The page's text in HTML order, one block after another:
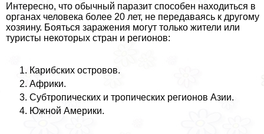
Интересно, что обычный паразит способен находиться в
органах человека более 20 лет, не передаваясь к другому
хозяину. Бояться заражения могут только жители или
туристы некоторых стран и регионов:
Карибских островов.
Африки.
Субтропических и тропических регионов Азии.
Южной Америки.